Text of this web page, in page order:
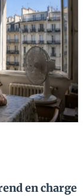
en charge